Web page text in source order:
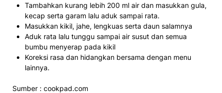
Tambahkan kurang lebih 200 ml air dan masukkan gula,
kecap serta garam lalu aduk sampai rata.
Masukkan kikil, jahe, lengkuas serta daun salamnya
Aduk rata lalu tunggu sampai air susut dan semua
bumbu menyerap pada kikil
Koreksi rasa dan hidangkan bersama dengan menu
lainnya.
Sumber : cookpad.com